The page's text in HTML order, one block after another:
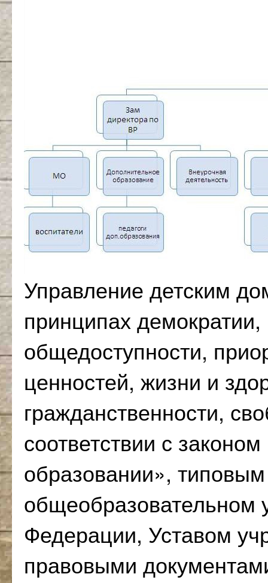
Управление детским
принципах
общедоступности,
ценностей, жизни и
гражданственности,
соответствии с
образовании»,
общеобразовательном
Федерации, Уставом
правовыми